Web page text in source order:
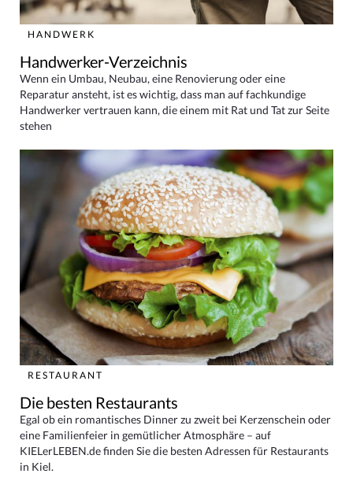
HANDWERK
Handwerker-Verzeichnis
Wenn ein Umbau, Neubau, eine Renovierung oder eine
Reparatur ansteht, ist es wichtig, dass man auf fachkundige
Handwerker vertrauen kann, die einem mit Rat und Tat zur Seite
stehen
RESTAURANT
Die besten Restaurants
Egal ob ein romantisches Dinner zu zweit bei Kerzenschein oder
eine Familienfeier in gemütlicher Atmosphäre – auf
KIELerLEBEN.de finden Sie die besten Adressen für Restaurants
in Kiel.